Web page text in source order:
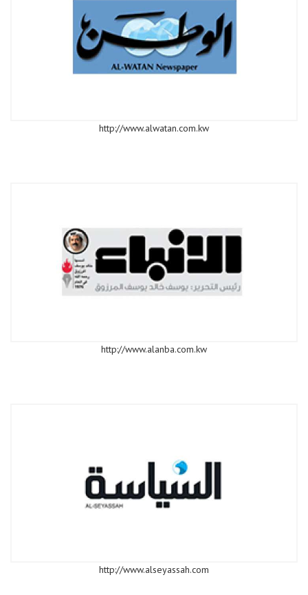
http://www.alwatan.com.kw
http://www.alanba.com.kw
http://www.alseyassah.com